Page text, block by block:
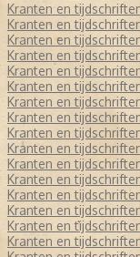
Kranten en
Kranten en
Kranten en
Kranten en
Kranten en
Kranten en
Kranten en
Kranten en
Kranten en
Kranten en
Kranten en tijdschriften
Kranten en
Kranten en
Kranten en
Kranten en
Kranten en